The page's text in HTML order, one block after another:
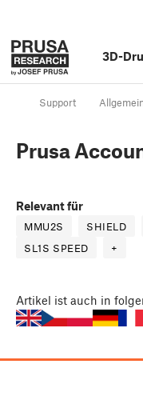
3D-
Support
Prusa
Relevant für
MMU2S SHIELD
SL1S SPEED
+
Artikel ist auch in